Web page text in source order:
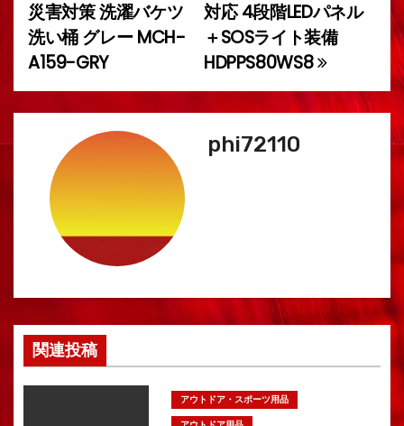
ナ
ビ
ゲ
シ
ョ
対応 4段階LEDパネル
＋SOSライト装備
HDPPS80WS8
災害対策 洗濯バケツ
洗い桶 グレー MCH-
A159-GRY
phi72110
関連投稿
アウトドア・スポーツ用品